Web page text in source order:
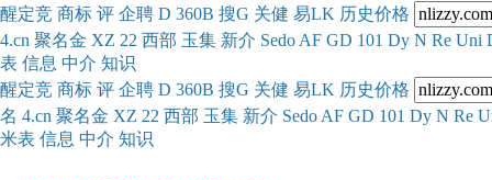
醒定竞 商标 评 企聘 D 360B 搜G 关健 易LK 历史价格
4.cn 聚名金 XZ 22 西部 玉集 新介 Sedo AF GD 101 Dy N Re Uni
表 信息 中介 知识